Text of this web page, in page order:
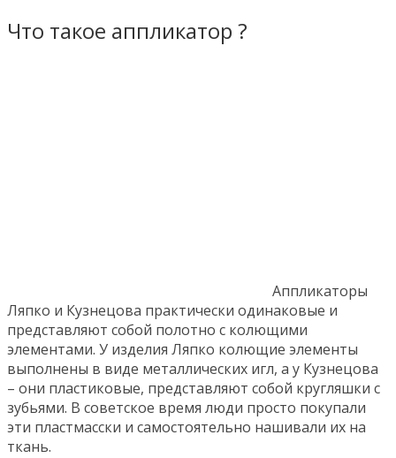
Что такое аппликатор ?
Аппликаторы
Ляпко и Кузнецова практически одинаковые и
представляют собой полотно с колющими
элементами. У изделия Ляпко колющие элементы
выполнены в виде металлических игл, а у Кузнецова
– они пластиковые, представляют собой кругляшки с
зубьями. В советское время люди просто покупали
эти пластмасски и самостоятельно нашивали их на
ткань.